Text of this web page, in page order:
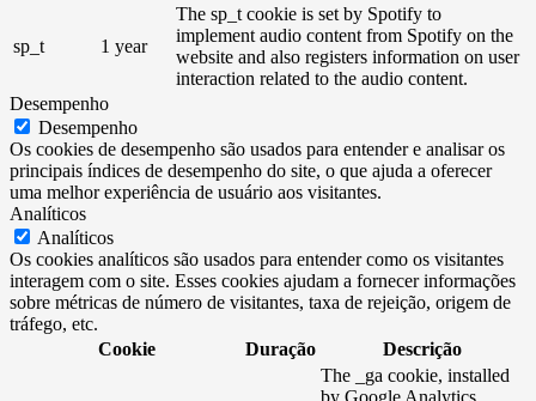
sp_t 1 year
The sp_t cookie is set by Spotify to
implement audio content from Spotify on the
website and also registers information on user
interaction related to the audio content.
Desempenho
Desempenho
Os cookies de desempenho são usados ​​para entender e analisar os
principais índices de desempenho do site, o que ajuda a oferecer
uma melhor experiência de usuário aos visitantes.
Analíticos
Analíticos
Os cookies analíticos são usados ​​para entender como os visitantes
interagem com o site. Esses cookies ajudam a fornecer informações
sobre métricas de número de visitantes, taxa de rejeição, origem de
tráfego, etc.
Cookie
Duração
Descrição
The _ga cookie, installed